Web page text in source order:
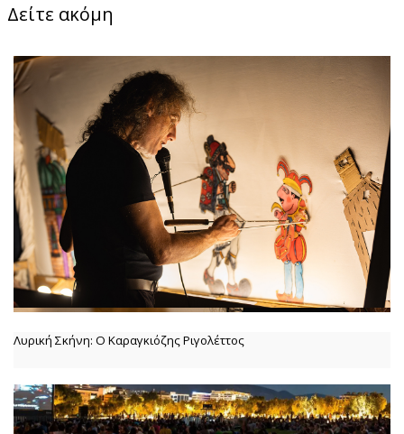
Δείτε ακόμη
Λυρική Σκήνη: Ο Καραγκιόζης Ριγολέττος